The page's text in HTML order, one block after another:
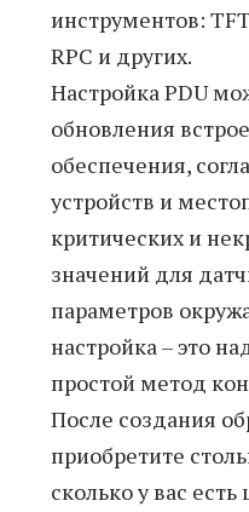
инструментов:
RPC и других.
Настройка PDU
обновления
обеспечения,
устройств и
критических и
значений для
параметров
настройка – это
простой метод
После создания
приобретите
сколько у вас